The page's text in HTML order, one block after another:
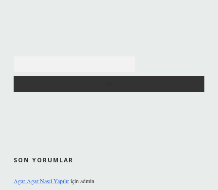
SON YORUMLAR
Agar Agar Nasıl Yapılıriçin admin